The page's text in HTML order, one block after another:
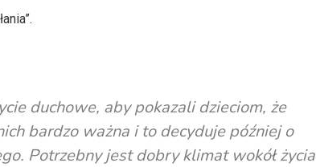
duchowe, aby pokazali dzieciom, że
bardzo ważna i to decyduje później o
Potrzebny jest dobry klimat wokół życia